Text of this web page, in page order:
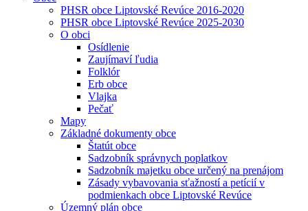
PHSR obce Liptovské Revúce 2016-2020
PHSR obce Liptovské Revúce 2025-2030
O obci
Osídlenie
Zaujímaví ľudia
Folklór
Erb obce
Vlajka
Pečať
Mapy
Základné dokumenty obce
Štatút obce
Sadzobník správnych poplatkov
Sadzobník majetku obce určený na prenájom
Zásady vybavovania sťažností a petícií v
podmienkach obce Liptovské Revúce
Územný plán obce